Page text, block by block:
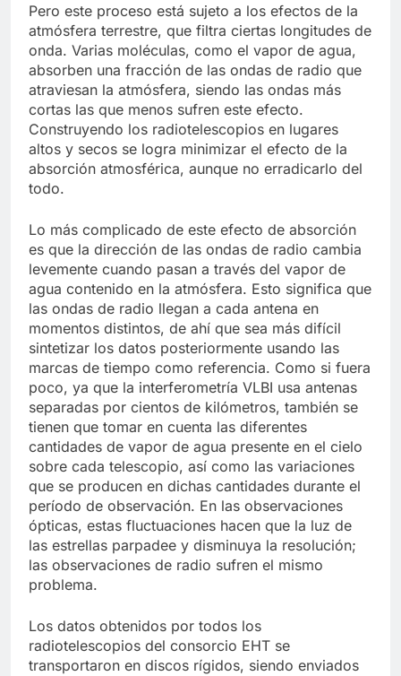
Pero este proceso está sujeto a los efectos de la
atmósfera terrestre, que filtra ciertas longitudes de
onda. Varias moléculas, como el vapor de agua,
absorben una fracción de las ondas de radio que
atraviesan la atmósfera, siendo las ondas más
cortas las que menos sufren este efecto.
Construyendo los radiotelescopios en lugares
altos y secos se logra minimizar el efecto de la
absorción atmosférica, aunque no erradicarlo del
todo.
Lo más complicado de este efecto de absorción
es que la dirección de las ondas de radio cambia
levemente cuando pasan a través del vapor de
agua contenido en la atmósfera. Esto significa que
las ondas de radio llegan a cada antena en
momentos distintos, de ahí que sea más difícil
sintetizar los datos posteriormente usando las
marcas de tiempo como referencia. Como si fuera
poco, ya que la interferometría VLBI usa antenas
separadas por cientos de kilómetros, también se
tienen que tomar en cuenta las diferentes
cantidades de vapor de agua presente en el cielo
sobre cada telescopio, así como las variaciones
que se producen en dichas cantidades durante el
período de observación. En las observaciones
ópticas, estas fluctuaciones hacen que la luz de
las estrellas parpadee y disminuya la resolución;
las observaciones de radio sufren el mismo
problema.
Los datos obtenidos por todos los
radiotelescopios del consorcio EHT se
transportaron en discos rígidos, siendo enviados